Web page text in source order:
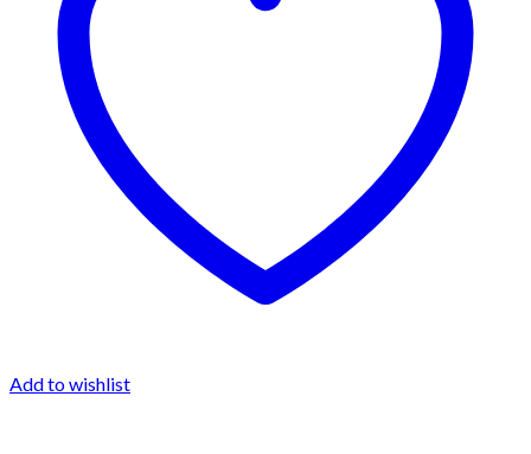
Add to wishlist